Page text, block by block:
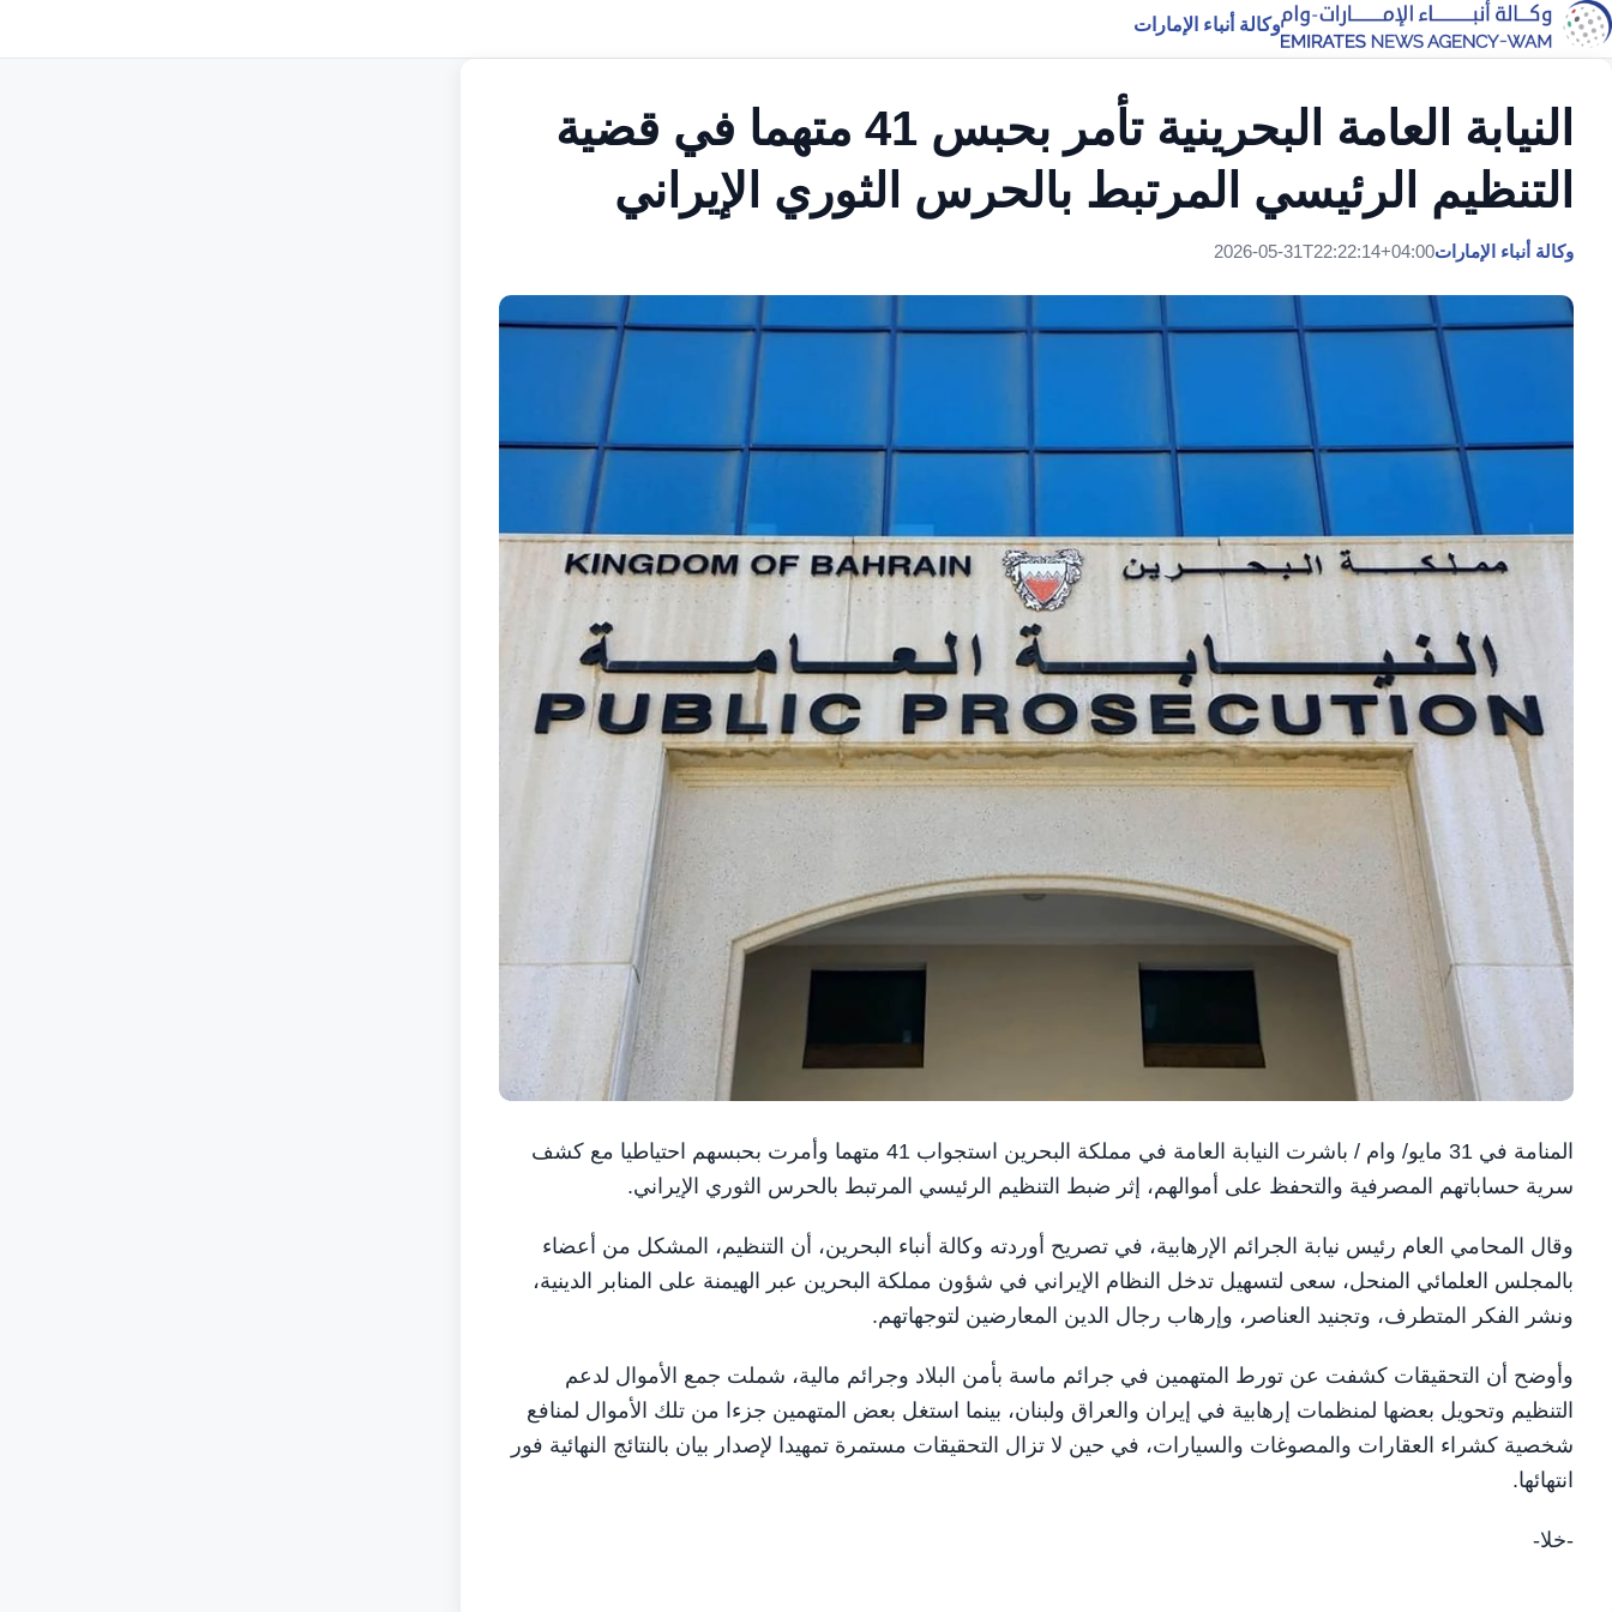
وكالة أنباء الإمارات
النيابة العامة البحرينية تأمر بحبس 41 متهما في قضية
التنظيم الرئيسي المرتبط بالحرس الثوري الإيراني
وكالة أنباء الإمارات2026-05-31T22:22:14+04:00
المنامة في 31 مايو/ وام / باشرت النيابة العامة في مملكة البحرين استجواب 41 متهما وأمرت بحبسهم احتياطيا مع كشف
سرية حساباتهم المصرفية والتحفظ على أموالهم، إثر ضبط التنظيم الرئيسي المرتبط بالحرس الثوري الإيراني.
وقال المحامي العام رئيس نيابة الجرائم الإرهابية، في تصريح أوردته وكالة أنباء البحرين، أن التنظيم، المشكل من أعضاء
بالمجلس العلمائي المنحل، سعى لتسهيل تدخل النظام الإيراني في شؤون مملكة البحرين عبر الهيمنة على المنابر الدينية،
ونشر الفكر المتطرف، وتجنيد العناصر، وإرهاب رجال الدين المعارضين لتوجهاتهم.
وأوضح أن التحقيقات كشفت عن تورط المتهمين في جرائم ماسة بأمن البلاد وجرائم مالية، شملت جمع الأموال لدعم
التنظيم وتحويل بعضها لمنظمات إرهابية في إيران والعراق ولبنان، بينما استغل بعض المتهمين جزءا من تلك الأموال لمنافع
شخصية كشراء العقارات والمصوغات والسيارات، في حين لا تزال التحقيقات مستمرة تمهيدا لإصدار بيان بالنتائج النهائية فور
انتهائها.
-خلا-